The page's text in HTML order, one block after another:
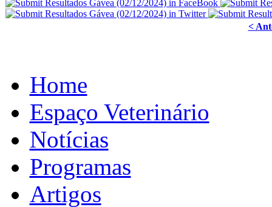
<
Home
Espaço Veterinário
Notícias
Programas
Artigos